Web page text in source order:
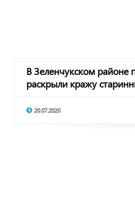
В Зеленчукском районе
раскрыли кражу
20.07.2020